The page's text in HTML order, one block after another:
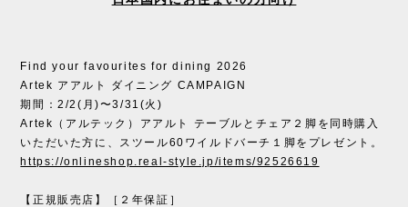
Find your favourites for dining 2026
Artek アアルト ダイニング CAMPAIGN
期間：2/2(月)〜3/31(火)
Artek（アルテック）アアルト テーブルとチェア２脚を同時購入
いただいた方に、スツール60ワイルドバーチ１脚をプレゼント。
https://onlineshop.real-style.jp/items/92526619
【正規販売店】［２年保証］